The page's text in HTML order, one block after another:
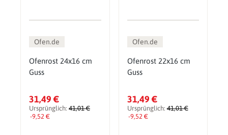
Ofen.de
Ofenrost 24x16 cm
Guss
31,49 €
Ursprünglich: 41,01 €
-9,52 €
Ofen.de
Ofenrost 22x16 cm
Guss
31,49 €
Ursprünglich:41,01 €
-9,52 €